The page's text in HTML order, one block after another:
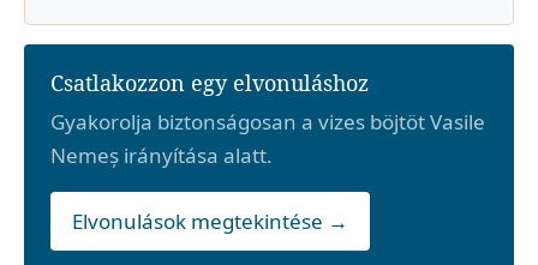
Csatlakozzon egy elvonuláshoz
Gyakorolja biztonságosan a vizes böjtöt Vasile
Nemeș irányítása alatt.
Elvonulások megtekintése →